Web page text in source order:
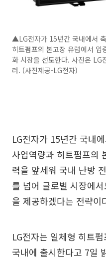
▲LG전자가 15년간 국내에서
히트펌프의 본고장 유럽에서 입
화 시장을 선도한다. 사진은 LG
러. (사진제공-LG전자)
LG전자가 15년간 국내
사업역량과 히트펌프의
력을 앞세워 국내 난방
를 넘어 글로벌 시장에
을 제공하겠다는 전략이
LG전자는 일체형 히트
국내에 출시한다고 7일